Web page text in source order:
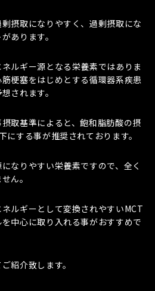
摂取になりやすく、過剰摂取にな
あります。
ルギー源となる栄養素ではありま
梗塞をはじめとする循環器系疾患
されます。
取基準によると、飽和脂肪酸の摂
する事が推奨されております。
なりやすい栄養素ですので、全く
ん。
ルギーとして変換されやすいMCT
中心に取り入れる事がおすすめで
紹介致します。